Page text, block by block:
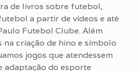
de livros sobre futebol,
a partir de vídeos e até
Futebol Clube. Além
na criação de hino e símbolo
jogos que atendessem
adaptação do esporte